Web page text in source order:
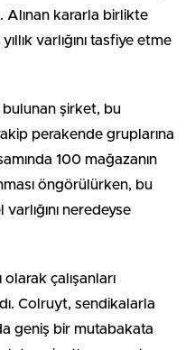
Alınan kararla birlikte
varlığını tasfiye etme
bulunan şirket, bu
perakende gruplarına
100 mağazanın
öngörülürken, bu
neredeyse
çalışanları
Colruyt, sendikalarla
geniş bir mutabakata